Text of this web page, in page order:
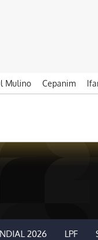
Mulino Cepanim
2026 LPF